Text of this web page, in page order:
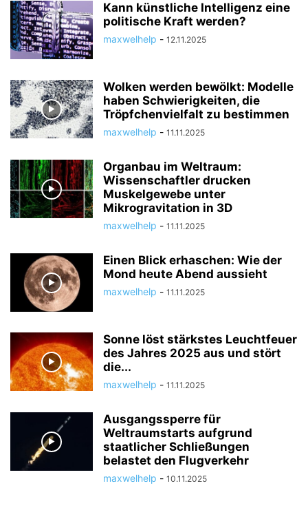
Kann künstliche Intelligenz eine
politische Kraft werden?
maxwelhelp - 12.11.2025
Wolken werden bewölkt: Modelle
haben Schwierigkeiten, die
Tröpfchenvielfalt zu bestimmen
maxwelhelp - 11.11.2025
Organbau im Weltraum:
Wissenschaftler drucken
Muskelgewebe unter
Mikrogravitation in 3D
maxwelhelp - 11.11.2025
Einen Blick erhaschen: Wie der
Mond heute Abend aussieht
maxwelhelp - 11.11.2025
Sonne löst stärkstes Leuchtfeuer
des Jahres 2025 aus und stört
die...
maxwelhelp - 11.11.2025
Ausgangssperre für
Weltraumstarts aufgrund
staatlicher Schließungen
belastet den Flugverkehr
maxwelhelp - 10.11.2025